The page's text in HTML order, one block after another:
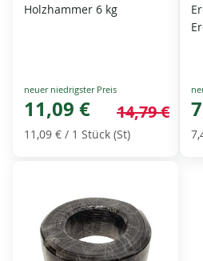
Holzhammer 6 kg
Special
Price
11,09 € 14,79 €
11,09 € / 1 Stück (St)